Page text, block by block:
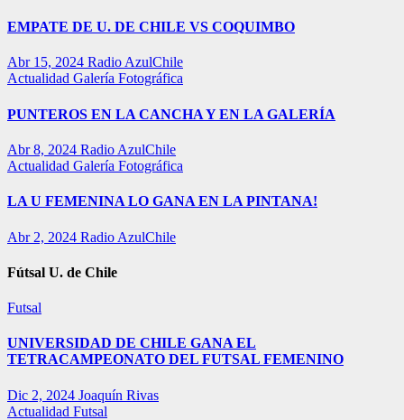
EMPATE DE U. DE CHILE VS COQUIMBO
Abr 15, 2024 Radio AzulChile
Actualidad Galería Fotográfica
PUNTEROS EN LA CANCHA Y EN LA GALERÍA
Abr 8, 2024 Radio AzulChile
Actualidad Galería Fotográfica
LA U FEMENINA LO GANA EN LA PINTANA!
Abr 2, 2024 Radio AzulChile
Fútsal U. de Chile
Futsal
UNIVERSIDAD DE CHILE GANA EL
TETRACAMPEONATO DEL FUTSAL FEMENINO
Dic 2, 2024 Joaquín Rivas
Actualidad Futsal